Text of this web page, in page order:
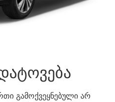
გამოქვეყნებული არ